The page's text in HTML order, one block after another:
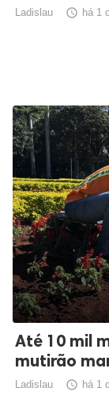
Ladislau  há 1
Até 10 mil
mutirão
Ladislau  há 1